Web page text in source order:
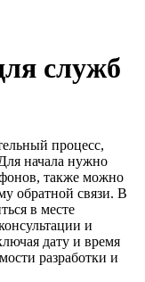
служб
процесс,
начала нужно
также можно
обратной связи. В
в месте
и
дату и время
разработки и